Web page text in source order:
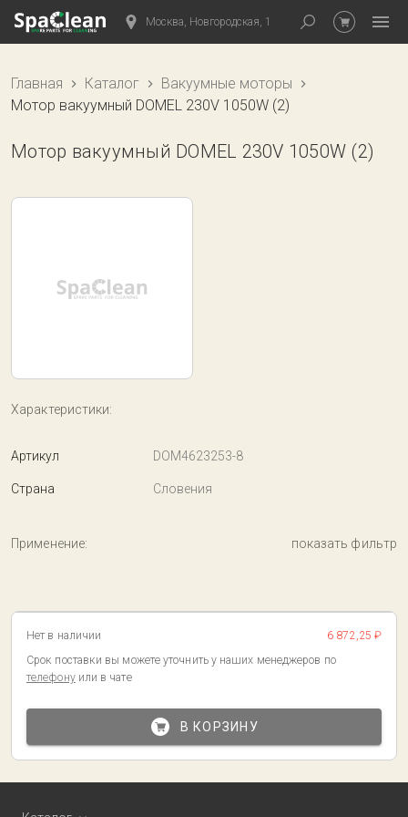
Москва, Новгородская, 1
Главная Каталог
Вакуумные моторы
Мотор вакуумный DOMEL 230V 1050W (2)
Мотор вакуумный DOMEL 230V 1050W (2)
Характеристики:
Артикул DOM4623253-8
Страна Словения
Применение: показать фильтр
Нет в наличии
6 872,25 ₽
Срок поставки вы можете уточнить у наших менеджеров по
телефону или в чате
В КОРЗИНУ